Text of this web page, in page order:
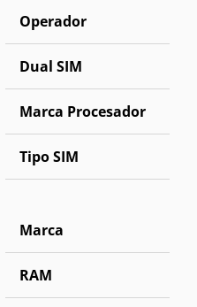
Operador
Dual SIM
Marca Procesador
Tipo SIM
Marca
RAM